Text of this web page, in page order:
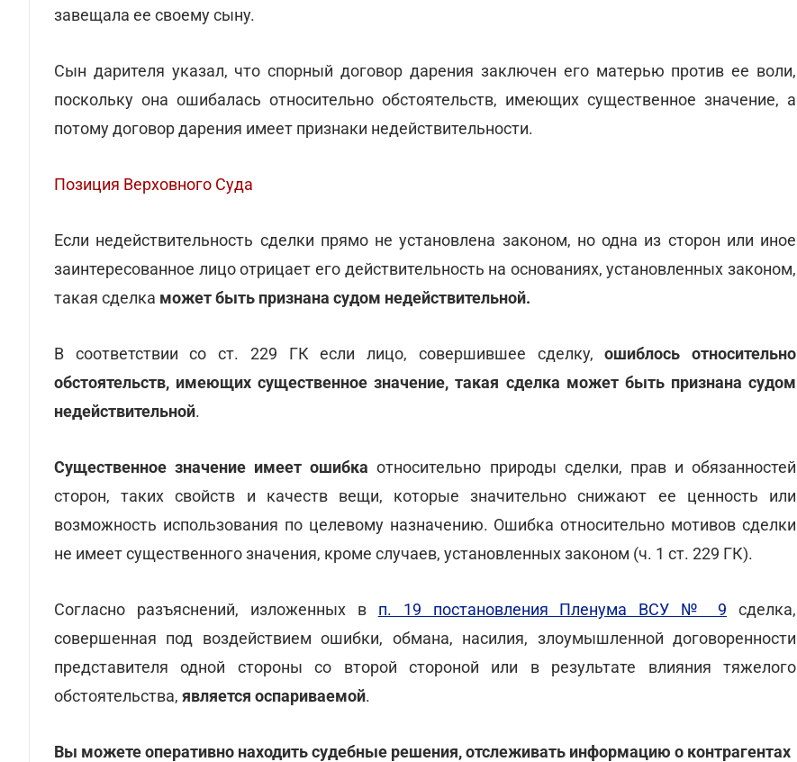
завещала ее своему сыну.
Сын дарителя указал, что спорный договор дарения заключен его матерью против ее воли,
поскольку она ошибалась относительно обстоятельств, имеющих существенное значение, а
потому договор дарения имеет признаки недействительности.
Позиция Верховного Суда
Если недействительность сделки прямо не установлена законом, но одна из сторон или иное
заинтересованное лицо отрицает его действительность на основаниях, установленных законом,
такая сделка может быть признана судом недействительной.
В соответствии со ст. 229 ГК если лицо, совершившее сделку,ошиблось относительно
обстоятельств, имеющих существенное значение, такая сделка может быть признана судом
недействительной.
Существенное значение имеет ошибка относительно природы сделки, прав и обязанностей
сторон, таких свойств и качеств вещи, которые значительно снижают ее ценность или
возможность использования по целевому назначению. Ошибка относительно мотивов сделки
не имеет существенного значения, кроме случаев, установленных законом (ч. 1 ст. 229 ГК).
Согласно разъяснений, изложенных в п. 19 постановления Пленума ВСУ № 9 сделка,
совершенная под воздействием ошибки, обмана, насилия, злоумышленной договоренности
представителя одной стороны со второй стороной или в результате влияния тяжелого
обстоятельства, является оспариваемой.
Вы можете оперативно находить судебные решения, отслеживать информацию о контрагентах